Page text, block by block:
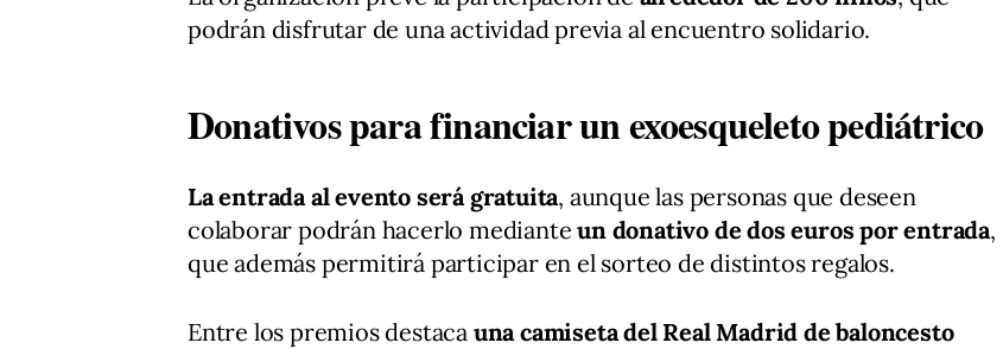
podrán disfrutar de una actividad previa al encuentro solidario.
Donativos para financiar un exoesqueleto pediátrico
La entrada al evento será gratuita, aunque las personas que deseen
colaborar podrán hacerlo medianteun donativo de dos euros por entrada,
que además permitirá participar en el sorteo de distintos regalos.
Entre los premios destaca una camiseta del Real Madrid de baloncesto